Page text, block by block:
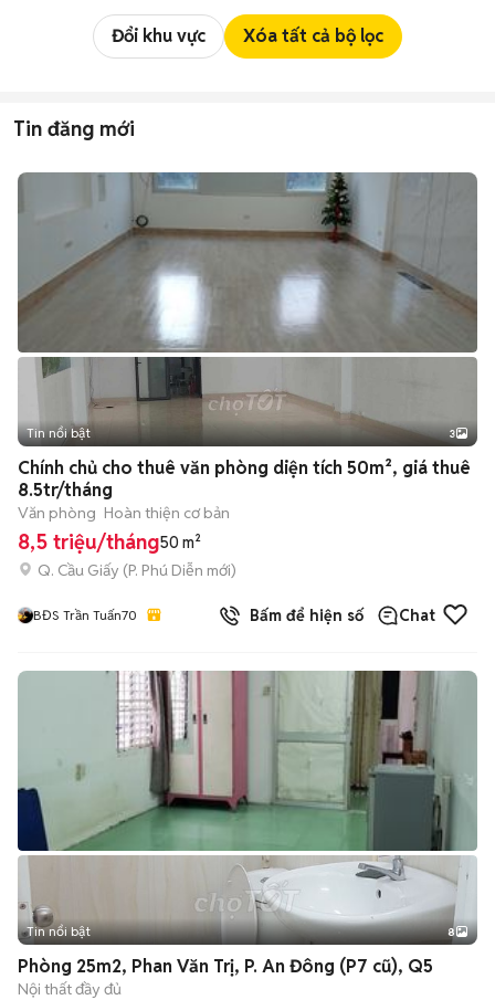
Đổi khu vực Xóa tất cả bộ lọc
Tin đăng mới
Tin nổi bật 3
Chính chủ cho thuê văn phòng diện tích 50m², giá thuê
8.5tr/tháng
Văn phòng Hoàn thiện cơ bản
8,5 triệu/tháng50 m²
Q. Cầu Giấy (P. Phú Diễn mới)
BĐS Trần Tuấn70 Bấm để hiện số Chat
+2
Tin nổi bật 8
Phòng 25m2, Phan Văn Trị, P. An Đông (P7 cũ), Q5
Nội thất đầy đủ